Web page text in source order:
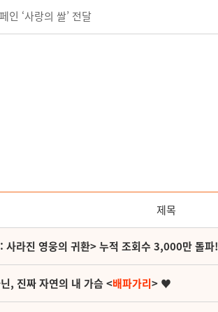
‘사랑의 쌀’ 전달
제목
라진 영웅의 귀환> 누적 조회수 3,000만 돌파!
, 진짜 자연의 내 가슴 <배파가리> ♥